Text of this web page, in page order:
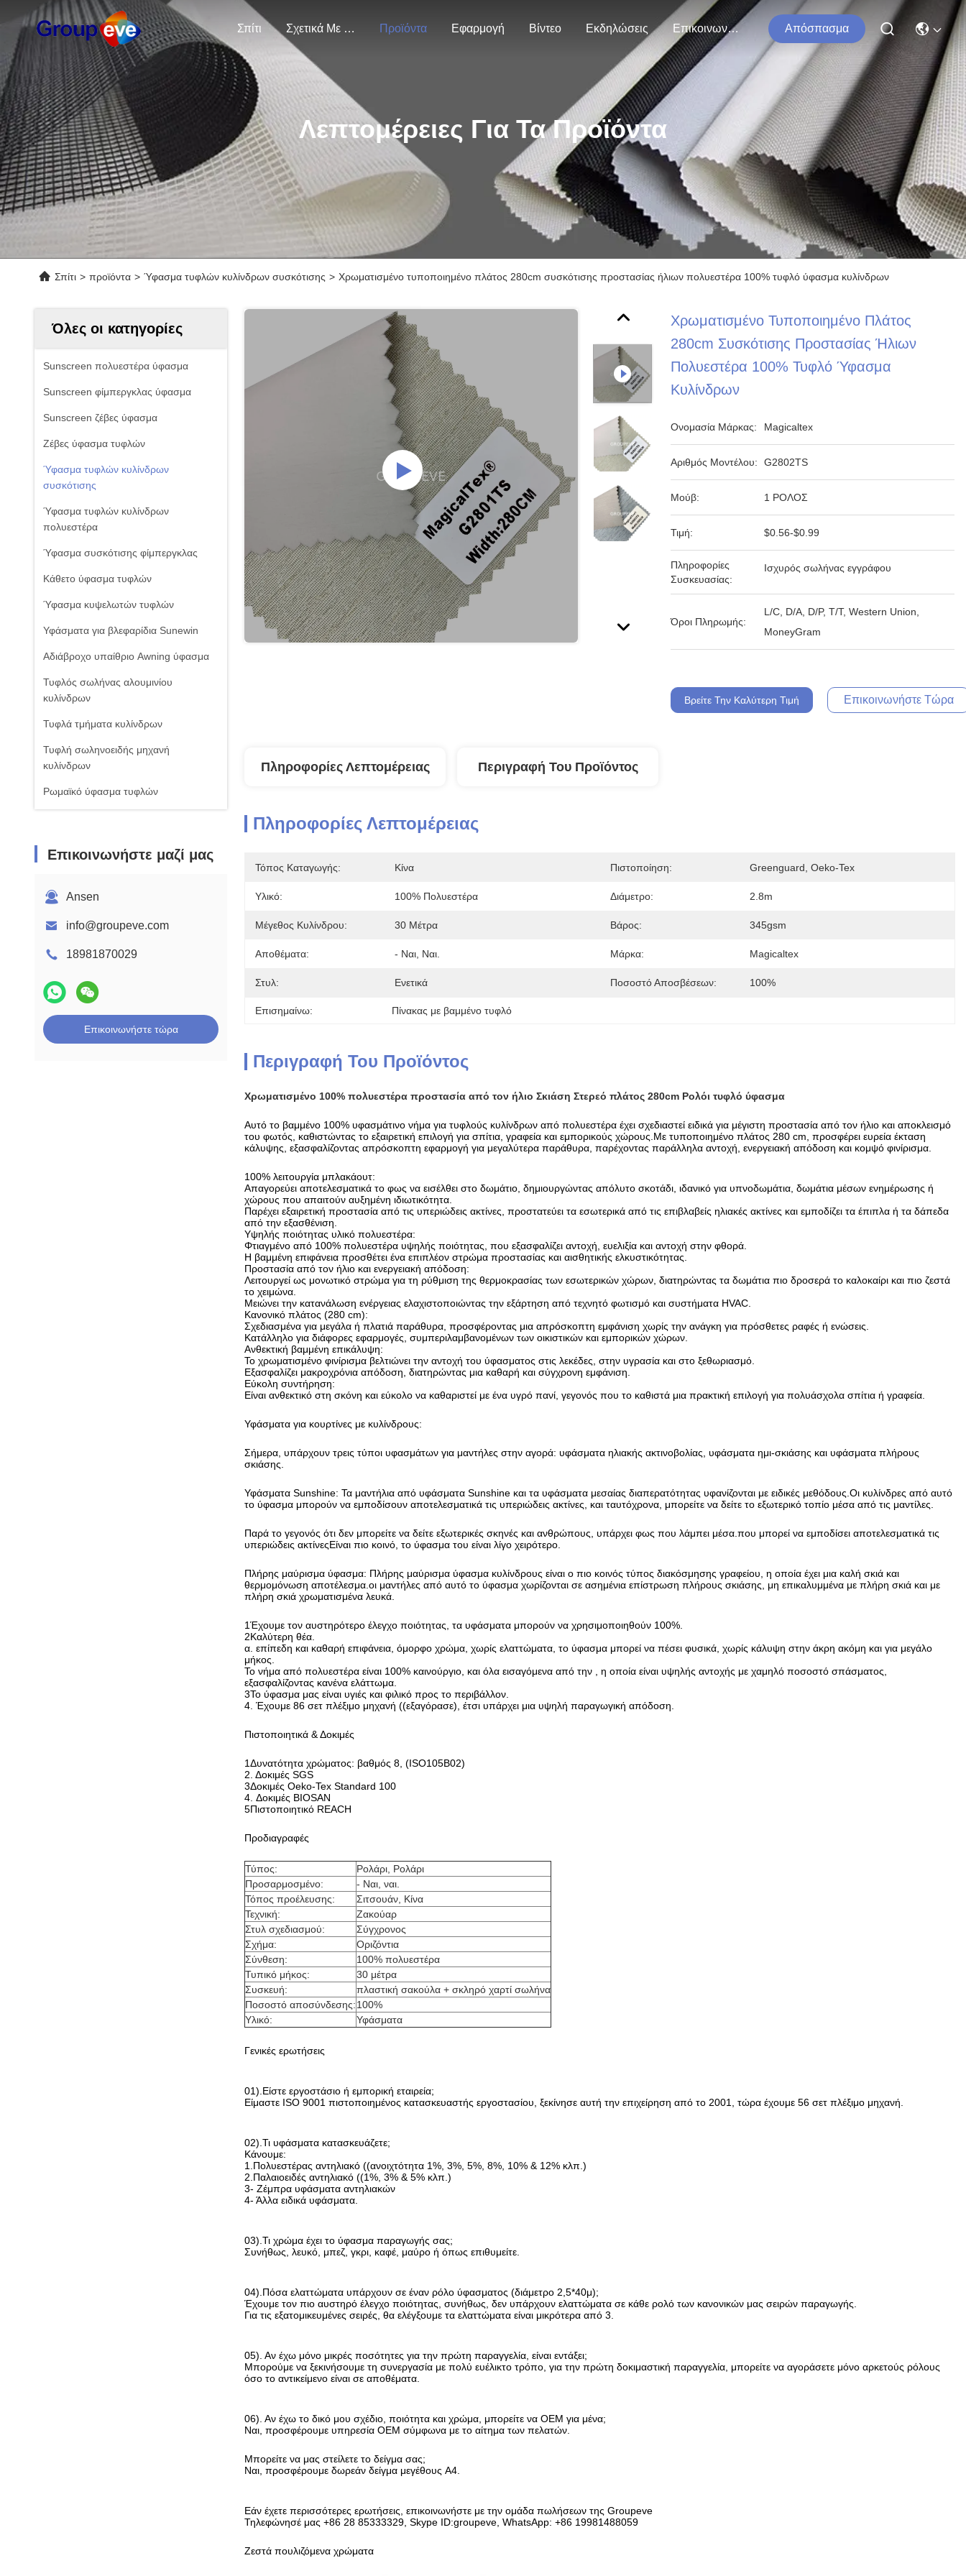
Σπίτι Σχετικά Με Εμάς Προϊόντα Εφαρμογή Βίντεο Εκδηλώσεις Επικοινωνήστε Μαζί Μας Απόσπασμα
Λεπτομέρειες Για Τα Προϊόντα
Σπίτι > προϊόντα > Ύφασμα τυφλών κυλίνδρων συσκότισης > Χρωματισμένο τυποποιημένο πλάτος 280cm συσκότισης προστασίας ήλιων πολυεστέρα 100% τυφλό ύφασμα κυλίνδρων
Όλες οι κατηγορίες
Sunscreen πολυεστέρα ύφασμα
Sunscreen φίμπεργκλας ύφασμα
Sunscreen ζέβες ύφασμα
Ζέβες ύφασμα τυφλών
Ύφασμα τυφλών κυλίνδρων
συσκότισης
Ύφασμα τυφλών κυλίνδρων
πολυεστέρα
Ύφασμα συσκότισης φίμπεργκλας
Κάθετο ύφασμα τυφλών
Ύφασμα κυψελωτών τυφλών
Υφάσματα για βλεφαρίδια Sunewin
Αδιάβροχο υπαίθριο Awning ύφασμα
Τυφλός σωλήνας αλουμινίου
κυλίνδρων
Τυφλά τμήματα κυλίνδρων
Τυφλή σωληνοειδής μηχανή
κυλίνδρων
Ρωμαϊκό ύφασμα τυφλών
Επικοινωνήστε μαζί μας
Ansen
info@groupeve.com
18981870029
Επικοινωνήστε τώρα
Χρωματισμένο Τυποποιημένο Πλάτος
280cm Συσκότισης Προστασίας Ήλιων
Πολυεστέρα 100% Τυφλό Ύφασμα
Κυλίνδρων
Ονομασία Μάρκας: Magicaltex
Αριθμός Μοντέλου: G2802TS
Μούβ: 1 ΡΟΛΟΣ
Τιμή: $0.56-$0.99
Πληροφορίες
Συσκευασίας:
Ισχυρός σωλήνας εγγράφου
Όροι Πληρωμής:
L/C, D/A, D/P, T/T, Western Union,
MoneyGram
Βρείτε Την Καλύτερη Τιμή Επικοινωνήστε Τώρα
Πληροφορίες Λεπτομέρειας Περιγραφή Του Προϊόντος
Πληροφορίες Λεπτομέρειας
Τόπος Καταγωγής: Κίνα Πιστοποίηση: Greenguard, Oeko-Tex
Υλικό: 100% Πολυεστέρα Διάμετρο: 2.8m
Μέγεθος Κυλίνδρου: 30 Μέτρα Βάρος: 345gsm
Αποθέματα: - Ναι, Ναι. Μάρκα: Magicaltex
Στυλ: Ενετικά Ποσοστό Αποσβέσεων: 100%
Επισημαίνω: Πίνακας με βαμμένο τυφλό
Περιγραφή Του Προϊόντος
Χρωματισμένο 100% πολυεστέρα προστασία από τον ήλιο Σκιάση Στερεό πλάτος 280cm Ρολόι τυφλό ύφασμα
Αυτό το βαμμένο 100% υφασμάτινο νήμα για τυφλούς κυλίνδρων από πολυεστέρα έχει σχεδιαστεί ειδικά για μέγιστη προστασία από τον ήλιο και αποκλεισμό
του φωτός, καθιστώντας το εξαιρετική επιλογή για σπίτια, γραφεία και εμπορικούς χώρους.Με τυποποιημένο πλάτος 280 cm, προσφέρει ευρεία έκταση
κάλυψης, εξασφαλίζοντας απρόσκοπτη εφαρμογή για μεγαλύτερα παράθυρα, παρέχοντας παράλληλα αντοχή, ενεργειακή απόδοση και κομψό φινίρισμα.
100% λειτουργία μπλακάουτ:
Απαγορεύει αποτελεσματικά το φως να εισέλθει στο δωμάτιο, δημιουργώντας απόλυτο σκοτάδι, ιδανικό για υπνοδωμάτια, δωμάτια μέσων ενημέρωσης ή
χώρους που απαιτούν αυξημένη ιδιωτικότητα.
Παρέχει εξαιρετική προστασία από τις υπεριώδεις ακτίνες, προστατεύει τα εσωτερικά από τις επιβλαβείς ηλιακές ακτίνες και εμποδίζει τα έπιπλα ή τα δάπεδα
από την εξασθένιση.
Υψηλής ποιότητας υλικό πολυεστέρα:
Φτιαγμένο από 100% πολυεστέρα υψηλής ποιότητας, που εξασφαλίζει αντοχή, ευελιξία και αντοχή στην φθορά.
Η βαμμένη επιφάνεια προσθέτει ένα επιπλέον στρώμα προστασίας και αισθητικής ελκυστικότητας.
Προστασία από τον ήλιο και ενεργειακή απόδοση:
Λειτουργεί ως μονωτικό στρώμα για τη ρύθμιση της θερμοκρασίας των εσωτερικών χώρων, διατηρώντας τα δωμάτια πιο δροσερά το καλοκαίρι και πιο ζεστά
το χειμώνα.
Μειώνει την κατανάλωση ενέργειας ελαχιστοποιώντας την εξάρτηση από τεχνητό φωτισμό και συστήματα HVAC.
Κανονικό πλάτος (280 cm):
Σχεδιασμένα για μεγάλα ή πλατιά παράθυρα, προσφέροντας μια απρόσκοπτη εμφάνιση χωρίς την ανάγκη για πρόσθετες ραφές ή ενώσεις.
Κατάλληλο για διάφορες εφαρμογές, συμπεριλαμβανομένων των οικιστικών και εμπορικών χώρων.
Ανθεκτική βαμμένη επικάλυψη:
Το χρωματισμένο φινίρισμα βελτιώνει την αντοχή του ύφασματος στις λεκέδες, στην υγρασία και στο ξεθωριασμό.
Εξασφαλίζει μακροχρόνια απόδοση, διατηρώντας μια καθαρή και σύγχρονη εμφάνιση.
Εύκολη συντήρηση:
Είναι ανθεκτικό στη σκόνη και εύκολο να καθαριστεί με ένα υγρό πανί, γεγονός που το καθιστά μια πρακτική επιλογή για πολυάσχολα σπίτια ή γραφεία.
Υφάσματα για κουρτίνες με κυλίνδρους:
Σήμερα, υπάρχουν τρεις τύποι υφασμάτων για μαντήλες στην αγορά: υφάσματα ηλιακής ακτινοβολίας, υφάσματα ημι-σκιάσης και υφάσματα πλήρους
σκιάσης.
Υφάσματα Sunshine: Τα μαντήλια από υφάσματα Sunshine και τα υφάσματα μεσαίας διαπερατότητας υφανίζονται με ειδικές μεθόδους.Οι κυλίνδρες από αυτό
το ύφασμα μπορούν να εμποδίσουν αποτελεσματικά τις υπεριώδεις ακτίνες, και ταυτόχρονα, μπορείτε να δείτε το εξωτερικό τοπίο μέσα από τις μαντίλες.
Παρά το γεγονός ότι δεν μπορείτε να δείτε εξωτερικές σκηνές και ανθρώπους, υπάρχει φως που λάμπει μέσα.που μπορεί να εμποδίσει αποτελεσματικά τις
υπεριώδεις ακτίνεςΕίναι πιο κοινό, το ύφασμα του είναι λίγο χειρότερο.
Πλήρης μαύρισμα ύφασμα: Πλήρης μαύρισμα ύφασμα κυλίνδρους είναι ο πιο κοινός τύπος διακόσμησης γραφείου, η οποία έχει μια καλή σκιά και
θερμομόνωση αποτέλεσμα.οι μαντήλες από αυτό το ύφασμα χωρίζονται σε ασημένια επίστρωση πλήρους σκιάσης, μη επικαλυμμένα με πλήρη σκιά και με
πλήρη σκιά χρωματισμένα λευκά.
1Έχουμε τον αυστηρότερο έλεγχο ποιότητας, τα υφάσματα μπορούν να χρησιμοποιηθούν 100%.
2Καλύτερη θέα.
α. επίπεδη και καθαρή επιφάνεια, όμορφο χρώμα, χωρίς ελαττώματα, το ύφασμα μπορεί να πέσει φυσικά, χωρίς κάλυψη στην άκρη ακόμη και για μεγάλο
μήκος.
Το νήμα από πολυεστέρα είναι 100% καινούργιο, και όλα εισαγόμενα από την , η οποία είναι υψηλής αντοχής με χαμηλό ποσοστό σπάσματος,
εξασφαλίζοντας κανένα ελάττωμα.
3Το ύφασμα μας είναι υγιές και φιλικό προς το περιβάλλον.
4. Έχουμε 86 σετ πλέξιμο μηχανή ((εξαγόρασε), έτσι υπάρχει μια υψηλή παραγωγική απόδοση.
Πιστοποιητικά & Δοκιμές
1Δυνατότητα χρώματος: βαθμός 8, (ISO105B02)
2. Δοκιμές SGS
3Δοκιμές Oeko-Tex Standard 100
4. Δοκιμές BIOSAN
5Πιστοποιητικό REACH
Προδιαγραφές
Τύπος:
Ρολάρι, Ρολάρι
Προσαρμοσμένο:
- Ναι, ναι.
Τόπος προέλευσης:
Σιτσουάν, Κίνα
Τεχνική:
Ζακούαρ
Στυλ σχεδιασμού:
Σύγχρονος
Σχήμα:
Οριζόντια
Σύνθεση:
100% πολυεστέρα
Τυπικό μήκος:
30 μέτρα
Συσκευή:
πλαστική σακούλα + σκληρό χαρτί σωλήνα
Ποσοστό αποσύνδεσης:100%
Υλικό:
Υφάσματα
Γενικές ερωτήσεις
01).Είστε εργοστάσιο ή εμπορική εταιρεία;
Είμαστε ISO 9001 πιστοποιημένος κατασκευαστής εργοστασίου, ξεκίνησε αυτή την επιχείρηση από το 2001, τώρα έχουμε 56 σετ πλέξιμο μηχανή.
02).Τι υφάσματα κατασκευάζετε;
Κάνουμε:
1.Πολυεστέρας αντηλιακό ((ανοιχτότητα 1%, 3%, 5%, 8%, 10% & 12% κλπ.)
2.Παλαιοειδές αντηλιακό ((1%, 3% & 5% κλπ.)
3- Ζέμπρα υφάσματα αντηλιακών
4- Άλλα ειδικά υφάσματα.
03).Τι χρώμα έχει το ύφασμα παραγωγής σας;
Συνήθως, λευκό, μπεζ, γκρι, καφέ, μαύρο ή όπως επιθυμείτε.
04).Πόσα ελαττώματα υπάρχουν σε έναν ρόλο ύφασματος (διάμετρο 2,5*40μ);
Έχουμε τον πιο αυστηρό έλεγχο ποιότητας, συνήθως, δεν υπάρχουν ελαττώματα σε κάθε ρολό των κανονικών μας σειρών παραγωγής.
Για τις εξατομικευμένες σειρές, θα ελέγξουμε τα ελαττώματα είναι μικρότερα από 3.
05). Αν έχω μόνο μικρές ποσότητες για την πρώτη παραγγελία, είναι εντάξει;
Μπορούμε να ξεκινήσουμε τη συνεργασία με πολύ ευέλικτο τρόπο, για την πρώτη δοκιμαστική παραγγελία, μπορείτε να αγοράσετε μόνο αρκετούς ρόλους
όσο το αντικείμενο είναι σε αποθέματα.
06). Αν έχω το δικό μου σχέδιο, ποιότητα και χρώμα, μπορείτε να OEM για μένα;
Ναι, προσφέρουμε υπηρεσία OEM σύμφωνα με το αίτημα των πελατών.
Μπορείτε να μας στείλετε το δείγμα σας;
Ναι, προσφέρουμε δωρεάν δείγμα μεγέθους A4.
Εάν έχετε περισσότερες ερωτήσεις, επικοινωνήστε με την ομάδα πωλήσεων της Groupeve
Τηλεφώνησέ μας +86 28 85333329, Skype ID:groupeve, WhatsApp: +86 19981488059
Ζεστά πουλιζόμενα χρώματα